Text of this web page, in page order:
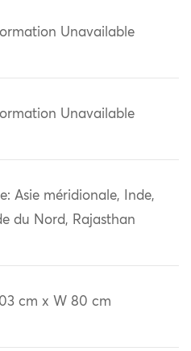
Unavailable
Unavailable
Asie méridionale, Inde,
du Nord, Rajasthan
cm x W 80 cm